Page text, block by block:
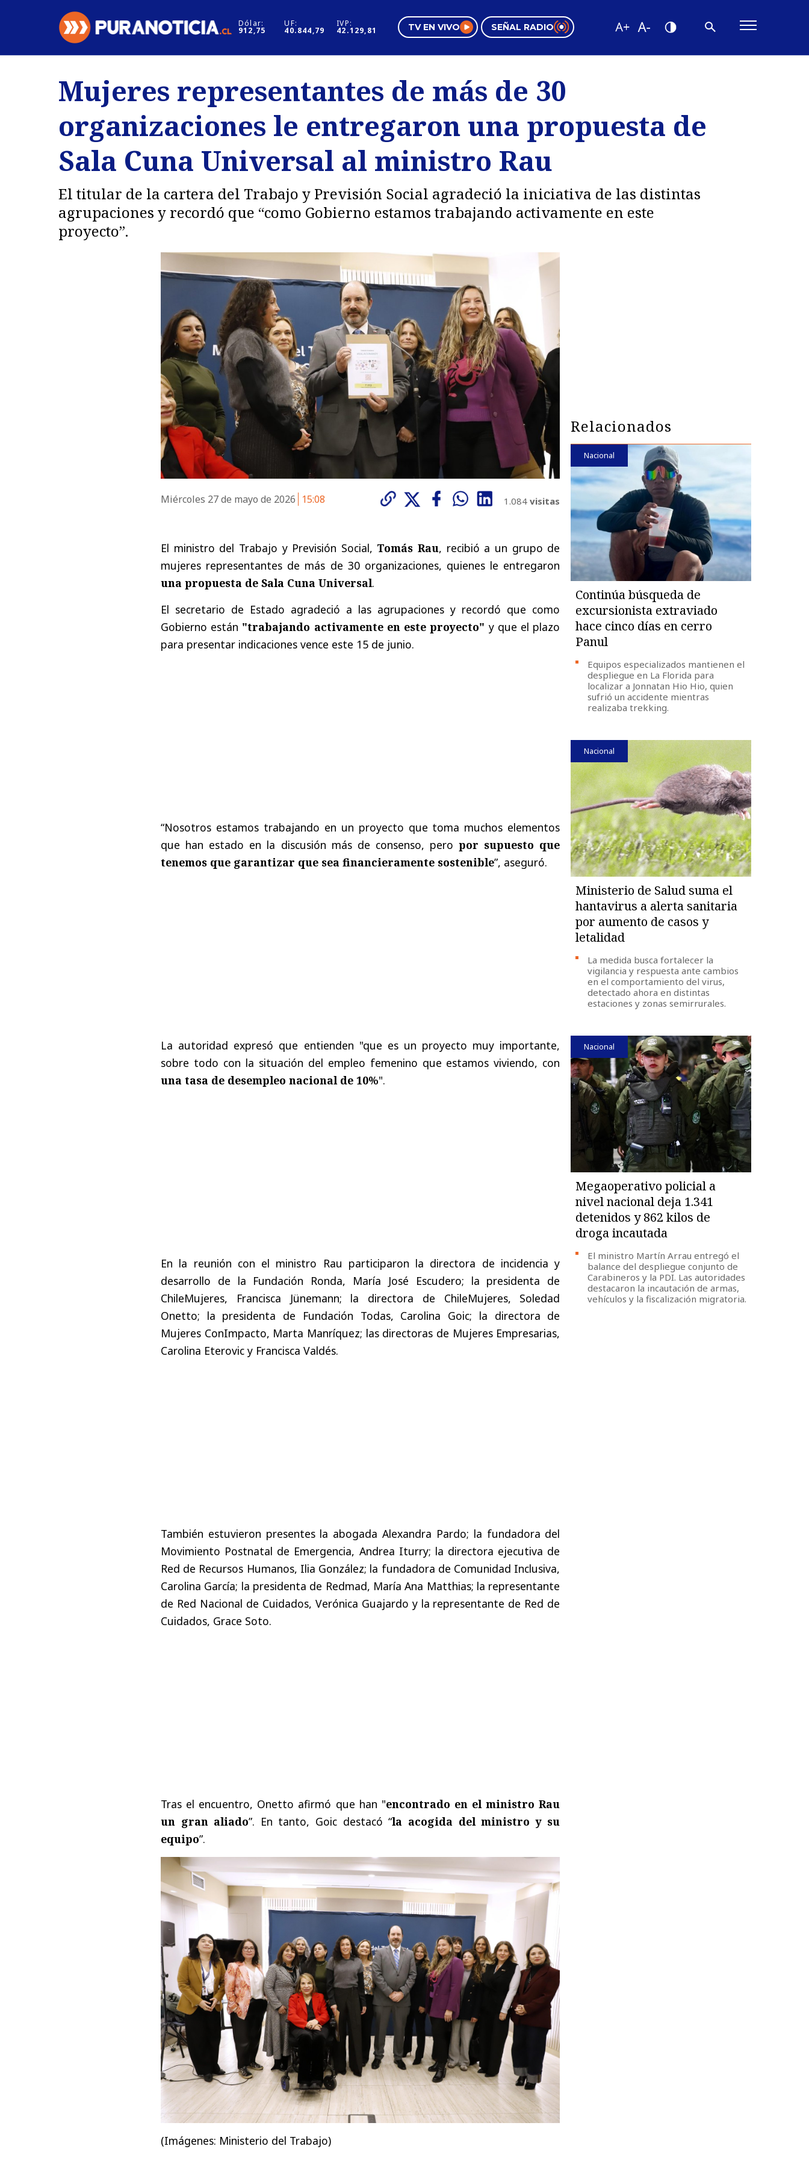
Dólar:
912,75
UF:
40.844,79
IVP:
42.129,81 TV EN VIVO SEÑAL RADIO
Regiones
Deportes
Internacional
Motores
Negocios
Pura Mujer
Tendencias
Videos
Mujeres representantes de más de 30
organizaciones le entregaron una propuesta de
Sala Cuna Universal al ministro Rau
El titular de la cartera del Trabajo y Previsión Social agradeció la iniciativa de las distintas
agrupaciones y recordó que “como Gobierno estamos trabajando activamente en este
proyecto”.
Miércoles 27 de mayo de 2026 15:08 1.084 visitas
El ministro del Trabajo y Previsión Social, Tomás Rau, recibió a un grupo de
mujeres representantes de más de 30 organizaciones, quienes le entregaron
una propuesta de Sala Cuna Universal.
El secretario de Estado agradeció a las agrupaciones y recordó que como
Gobierno están "trabajando activamente en este proyecto" y que el plazo
para presentar indicaciones vence este 15 de junio.
“Nosotros estamos trabajando en un proyecto que toma muchos elementos
que han estado en la discusión más de consenso, pero por supuesto que
tenemos que garantizar que sea financieramente sostenible”, aseguró.
La autoridad expresó que entienden "que es un proyecto muy importante,
sobre todo con la situación del empleo femenino que estamos viviendo, con
una tasa de desempleo nacional de 10%".
En la reunión con el ministro Rau participaron la directora de incidencia y
desarrollo de la Fundación Ronda, María José Escudero; la presidenta de
ChileMujeres, Francisca Jünemann; la directora de ChileMujeres, Soledad
Onetto; la presidenta de Fundación Todas, Carolina Goic; la directora de
Mujeres ConImpacto, Marta Manríquez; las directoras de Mujeres Empresarias,
Carolina Eterovic y Francisca Valdés.
También estuvieron presentes la abogada Alexandra Pardo; la fundadora del
Movimiento Postnatal de Emergencia, Andrea Iturry; la directora ejecutiva de
Red de Recursos Humanos, Ilia González; la fundadora de Comunidad Inclusiva,
Carolina García; la presidenta de Redmad, María Ana Matthias; la representante
de Red Nacional de Cuidados, Verónica Guajardo y la representante de Red de
Cuidados, Grace Soto.
Tras el encuentro, Onetto afirmó que han "encontrado en el ministro Rau
un gran aliado”. En tanto, Goic destacó “la acogida del ministro y su
equipo”.
(Imágenes: Ministerio del Trabajo)
Relacionados
Nacional
Continúa búsqueda de
excursionista extraviado
hace cinco días en cerro
Panul
Equipos especializados mantienen el
despliegue en La Florida para
localizar a Jonnatan Hio Hio, quien
sufrió un accidente mientras
realizaba trekking.
Nacional
Ministerio de Salud suma el
hantavirus a alerta sanitaria
por aumento de casos y
letalidad
La medida busca fortalecer la
vigilancia y respuesta ante cambios
en el comportamiento del virus,
detectado ahora en distintas
estaciones y zonas semirrurales.
Nacional
Megaoperativo policial a
nivel nacional deja 1.341
detenidos y 862 kilos de
droga incautada
El ministro Martín Arrau entregó el
balance del despliegue conjunto de
Carabineros y la PDI. Las autoridades
destacaron la incautación de armas,
vehículos y la fiscalización migratoria.